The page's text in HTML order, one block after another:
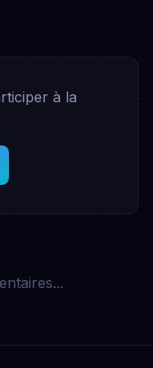
à la